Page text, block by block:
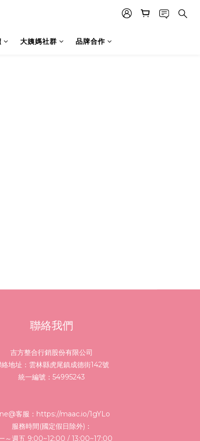
大姨媽社群 品牌合作
聯絡我們
吉方整合行銷股份有限公司
絡地址：雲林縣虎尾鎮成德街142號
統一編號：54995243
客服： https://maac.io/1gYLo
服務時間(國定假日除外)：
～週五 9:00~12:00 / 13:00~17:00